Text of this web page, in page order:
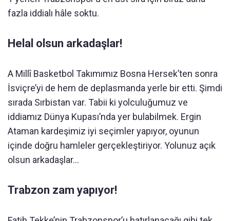
fazla iddialı hâle soktu.
Helal olsun arkadaşlar!
A Millî Basketbol Takımımız Bosna Hersek’ten sonra
İsviçre’yi de hem de deplasmanda yerle bir etti. Şimdi
sırada Sırbistan var. Tabii ki yolculuğumuz ve
iddiamız Dünya Kupası’nda yer bulabilmek. Ergin
Ataman kardeşimiz iyi seçimler yapıyor, oyunun
içinde doğru hamleler gerçekleştiriyor. Yolunuz açık
olsun arkadaşlar…
Trabzon zam yapıyor!